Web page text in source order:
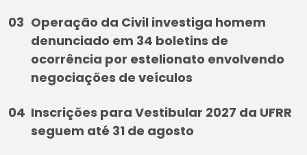
Operação da Civil investiga homem
denunciado em 34 boletins de
ocorrência por estelionato envolvendo
negociações de veículos
Inscrições para Vestibular 2027 da UFRR
seguem até 31 de agosto